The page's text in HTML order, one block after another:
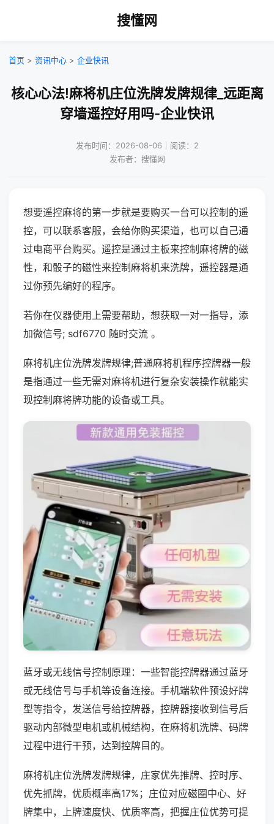
搜懂网
首页 > 资讯中心 > 企业快讯
核心心法!麻将机庄位洗牌发牌规律_远距离
穿墙遥控好用吗-企业快讯
发布时间：2026-08-06｜阅读：2
发布者：搜懂网
想要遥控麻将的第一步就是要购买一台可以控制的遥
控，可以联系客服，会给你购买渠道，也可以自己通
过电商平台购买。遥控是通过主板来控制麻将牌的磁
性，和骰子的磁性来控制麻将机来洗牌，遥控器是通
过你预先编好的程序。
若你在仪器使用上需要帮助，想获取一对一指导，添
加微信号; sdf6770 随时交流 。
麻将机庄位洗牌发牌规律;普通麻将机程序控牌器一般
是指通过一些无需对麻将机进行复杂安装操作就能实
现控制麻将牌功能的设备或工具。
蓝牙或无线信号控制原理：一些智能控牌器通过蓝牙
或无线信号与手机等设备连接。手机端软件预设好牌
型等指令，发送信号给控牌器，控牌器接收到信号后
驱动内部微型电机或机械结构，在麻将机洗牌、码牌
过程中进行干预，达到控牌目的。
麻将机庄位洗牌发牌规律，庄家优先推牌、控时序、
优先抓牌，优质概率高17%；庄位对应磁圈中心、好
牌集中，上牌速度快、优质率高，把握庄位优势可提